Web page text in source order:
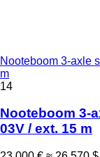
Nooteboom 3-axle
m
14
Nooteboom 3-
03V / ext. 15 m